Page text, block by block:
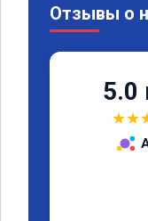
Отзывы о
5.0
★★